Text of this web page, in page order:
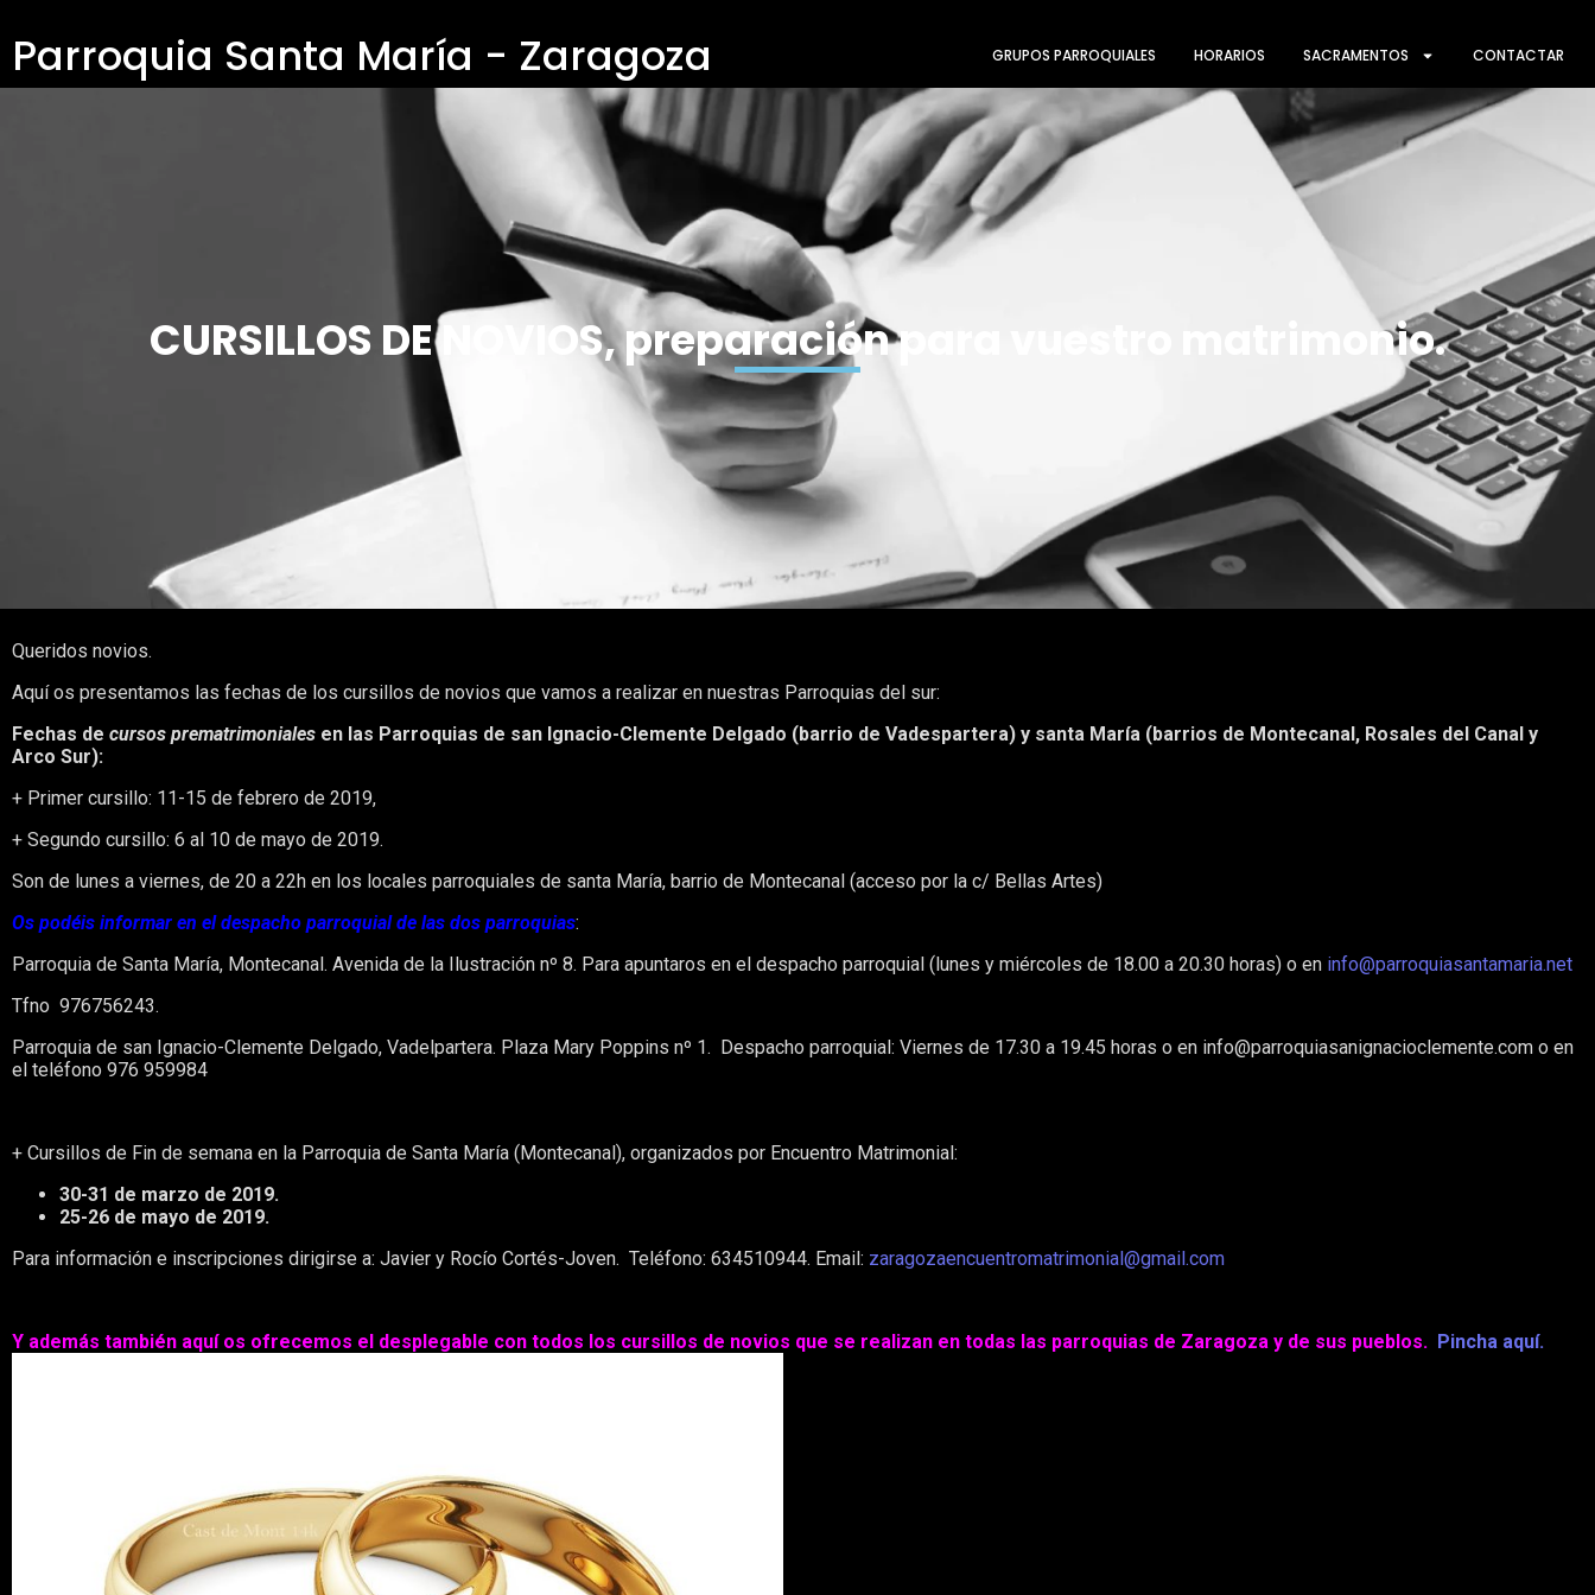
Parroquia Santa María - Zaragoza GRUPOS PARROQUIALES HORARIOS SACRAMENTOS CONTACTAR
CURSILLOS DE NOVIOS, preparación para vuestro matrimonio.
Queridos novios.
Aquí os presentamos las fechas de los cursillos de novios que vamos a realizar en nuestras Parroquias del sur:
Fechas de cursos prematrimoniales en las Parroquias de san Ignacio-Clemente Delgado (barrio de Vadespartera) y santa María (barrios de Montecanal, Rosales del Canal y
Arco Sur):
+ Primer cursillo: 11-15 de febrero de 2019,
+ Segundo cursillo: 6 al 10 de mayo de 2019.
Son de lunes a viernes, de 20 a 22h en los locales parroquiales de santa María, barrio de Montecanal (acceso por la c/ Bellas Artes)
Os podéis informar en el despacho parroquial de las dos parroquias:
Parroquia de Santa María, Montecanal. Avenida de la Ilustración nº 8. Para apuntaros en el despacho parroquial (lunes y miércoles de 18.00 a 20.30 horas) o en info@parroquiasantamaria.net
Tfno 976756243.
Parroquia de san Ignacio-Clemente Delgado, Vadelpartera. Plaza Mary Poppins nº 1. Despacho parroquial: Viernes de 17.30 a 19.45 horas o en info@parroquiasanignacioclemente.com o en
el teléfono 976 959984
+ Cursillos de Fin de semana en la Parroquia de Santa María (Montecanal), organizados por Encuentro Matrimonial:
30-31 de marzo de 2019.
25-26 de mayo de 2019.
Para información e inscripciones dirigirse a: Javier y Rocío Cortés-Joven. Teléfono: 634510944. Email: zaragozaencuentromatrimonial@gmail.com
Y además también aquí os ofrecemos el desplegable con todos los cursillos de novios que se realizan en todas las parroquias de Zaragoza y de sus pueblos. Pincha aquí.